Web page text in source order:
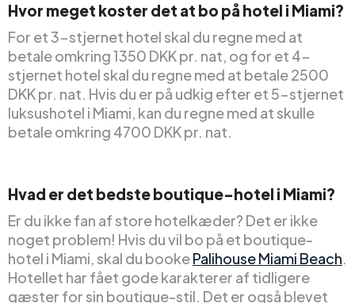
Hvor meget koster det at bo på hotel i Miami?
For et 3-stjernet hotel skal du regne med at
betale omkring 1350 DKK pr. nat, og for et 4-
stjernet hotel skal du regne med at betale 2500
DKK pr. nat. Hvis du er på udkig efter et 5-stjernet
luksushotel i Miami, kan du regne med at skulle
betale omkring 4700 DKK pr. nat.
Hvad er det bedste boutique-hotel i Miami?
Er du ikke fan af store hotelkæder? Det er ikke
noget problem! Hvis du vil bo på et boutique-
hotel i Miami, skal du bookePalihouse Miami Beach.
Hotellet har fået gode karakterer af tidligere
gæster for sin boutique-stil. Det er også blevet